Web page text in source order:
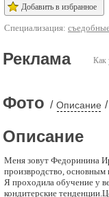
Добавить в избранное
Специализация:
Как
Реклама
Фото / Описание /
Описание
Меня зовут Федоринина
произвродство, основным
Я проходила обучение у
кондитерские